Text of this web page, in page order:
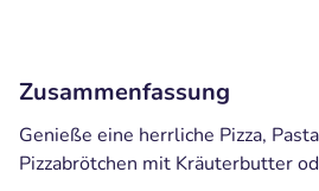
Zusammenfassung
Genieße eine herrliche Pizza,
Pizzabrötchen mit Kräuterbutter